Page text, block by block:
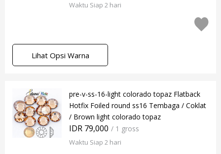
Waktu Siap 2 hari
Lihat Opsi Warna
pre-v-ss-16-light colorado topaz Flatback
Hotfix Foiled round ss16 Tembaga / Coklat
/ Brown light colorado topaz
IDR 79,000 / 1 gross
Waktu Siap 2 hari